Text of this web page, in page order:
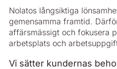
Nolatos långsiktiga
gemensamma framtid.
affärsmässigt och fokusera
arbetsplats och
Vi sätter kundernas